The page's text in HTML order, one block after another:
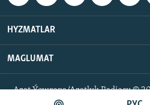
HYZMATLAR
MAGLUMAT
Azat Ýewropa/Azatlyk Radiosy ©
hukuklar goralan.